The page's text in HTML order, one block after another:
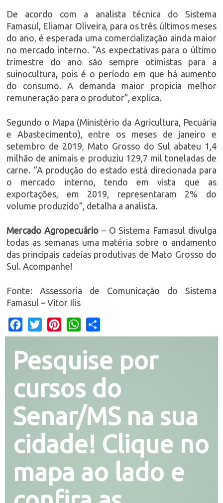
De acordo com a analista técnica do Sistema
Famasul, Eliamar Oliveira, para os três últimos meses
do ano, é esperada uma comercialização ainda maior
no mercado interno. “As expectativas para o último
trimestre do ano são sempre otimistas para a
suinocultura, pois é o período em que há aumento
do consumo. A demanda maior propicia melhor
remuneração para o produtor”, explica.
Segundo o Mapa (Ministério da Agricultura, Pecuária
e Abastecimento), entre os meses de janeiro e
setembro de 2019, Mato Grosso do Sul abateu 1,4
milhão de animais e produziu 129,7 mil toneladas de
carne. “A produção do estado está direcionada para
o mercado interno, tendo em vista que as
exportações, em 2019, representaram 2% do
volume produzido”, detalha a analista.
Mercado Agropecuário– O Sistema Famasul divulga
todas as semanas uma matéria sobre o andamento
das principais cadeias produtivas de Mato Grosso do
Sul. Acompanhe!
Fonte: Assessoria de Comunicação do Sistema
Famasul – Vitor Ilis
Facebook
Twitter PinterestWhatsApp
Pesquise por
cursos do
Senar/MS na sua
cidade! Clique no
mapa ao lado e